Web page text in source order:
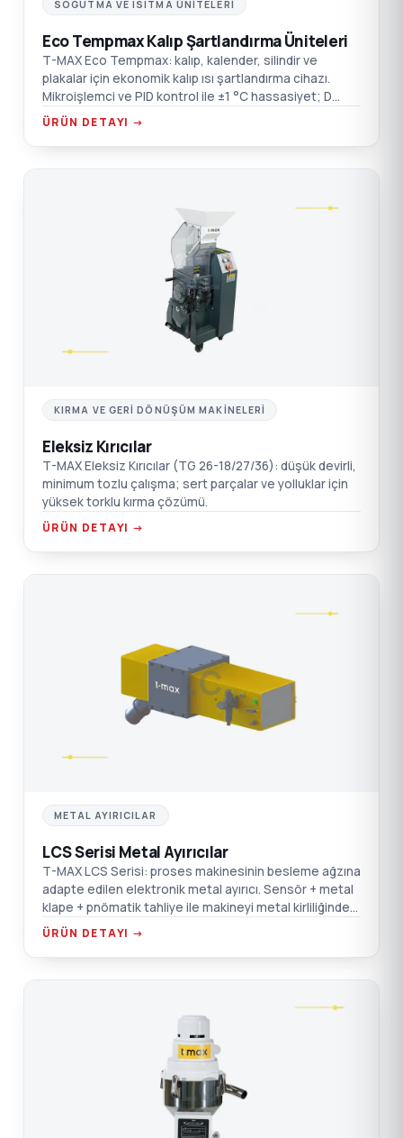
SOĞUTMA VE ISITMA ÜNITELERI
Eco Tempmax Kalıp Şartlandırma Üniteleri
T-MAX Eco Tempmax: kalıp, kalender, silindir ve
plakalar için ekonomik kalıp ısı şartlandırma cihazı.
Mikroişlemci ve PID kontrol ile ±1 °C hassasiyet; D
Serisi'nde iki bağımsız sıcaklık kontrolü.
ÜRÜN DETAYI →
EL
KIRMA VE GERI DÖNÜŞÜM MAKINELERI
Eleksiz Kırıcılar
T-MAX Eleksiz Kırıcılar (TG 26-18/27/36): düşük devirli,
minimum tozlu çalışma; sert parçalar ve yolluklar için
yüksek torklu kırma çözümü.
ÜRÜN DETAYI →
LC
METAL AYIRICILAR
LCS Serisi Metal Ayırıcılar
T-MAX LCS Serisi: proses makinesinin besleme ağzına
adapte edilen elektronik metal ayırıcı. Sensör + metal
klape + pnömatik tahliye ile makineyi metal kirliliğinden
korur.
ÜRÜN DETAYI →
LO